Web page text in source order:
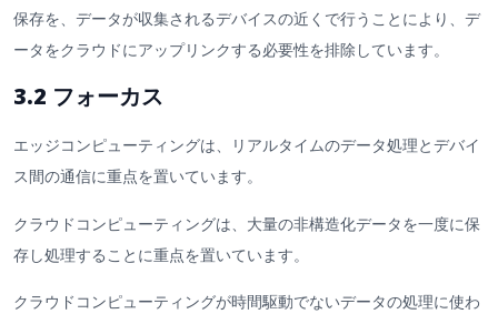
保存を、データが収集されるデバイスの近くで行うことにより、デ
ータをクラウドにアップリンクする必要性を排除しています。
3.2 フォーカス
エッジコンピューティングは、リアルタイムのデータ処理とデバイ
ス間の通信に重点を置いています。
クラウドコンピューティングは、大量の非構造化データを一度に保
存し処理することに重点を置いています。
クラウドコンピューティングが時間駆動でないデータの処理に使わ